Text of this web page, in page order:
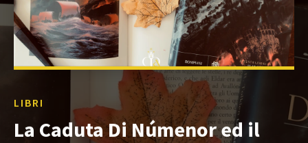
LIBRI
La Caduta Di Númenor ed il